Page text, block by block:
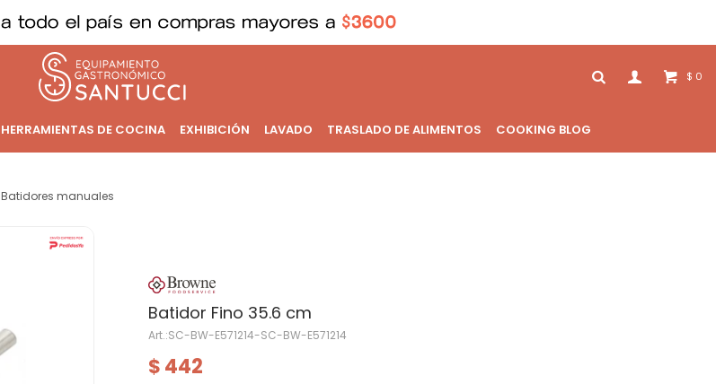
HERRAMIENTAS DE COCINA EXHIBICIÓN LAVADO TRASLADO DE ALIMENTOS COOKING BLOG
$ 0
Batidores manuales
Batidor Fino 35.6 cm
SC-BW-E571214-SC-BW-E571214
$ 442